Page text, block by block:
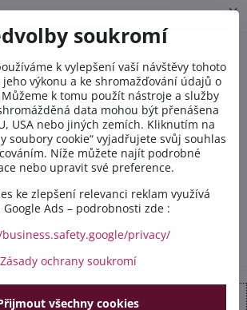
poradit s
PÁ 8:00 - 16:00:
367
314
soukromí
k vylepšení vaší návštěvy tohoto
výkonu a ke shromažďování údajů o
k tomu použít nástroje a služby
data mohou být přenášena
USA nebo jiných zemích. Kliknutím na
soubory cookie“ vyjadřujete svůj souhlas
Níže můžete najít podrobné
nebo upravit své preference.
ke zlepšení relevanci reklam využívá
Google Ads – podrobnosti zde :
privacy/
Zásady ochrany soukromí
všechny cookies